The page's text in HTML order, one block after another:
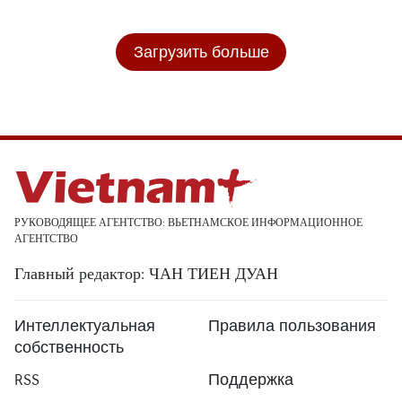
Загрузить больше
РУКОВОДЯЩЕЕ АГЕНТСТВО: ВЬЕТНАМСКОЕ ИНФОРМАЦИОННОЕ
АГЕНТСТВО
Главный редактор: ЧАН ТИЕН ДУАН
Интеллектуальная
собственность
Правила пользования
RSS
Поддержка